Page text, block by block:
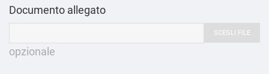
Documento allegato
SCEGLI FILE
opzionale